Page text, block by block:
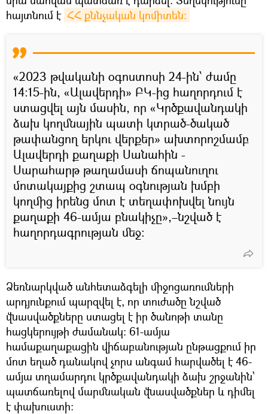
հայտնում է ՀՀ քննչական կոմիտեն։
«2023 թվականի օգոստոսի 24-ին՝ ժամը
14:15-ին, «Ալավերդի» ԲԿ-ից հաղորդում է
ստացվել այն մասին, որ «Կրծքավանդակի
ձախ կողմնային պատի կտրած-ծակած
թափանցող երկու վերքեր» ախտորոշմամբ
Ալավերդի քաղաքի Սանահին -
Սարահարթ թաղամասի ճոպանուղու
մոտակայքից շտապ օգնության խմբի
կողմից իրենց մոտ է տեղափոխվել նույն
քաղաքի 46-ամյա բնակիչը»,–նշված է
հաղորդագրության մեջ:
Ձեռնարկված անհետաձգելի միջոցառումների
արդյունքում պարզվել է, որ տուժածը նշված
վնասվածքները ստացել է իր ծանոթի տանը
հացկերույթի ժամանակ։ 61-ամյա
համաքաղաքացին վիճաբանության ընթացքում իր
մոտ եղած դանակով չորս անգամ հարվածել է 46-
ամյա տղամարդու կրծքավանդակի ձախ շրջանին՝
պատճառելով մարմնական վնասվածքներ և դիմել
է փախուստի։